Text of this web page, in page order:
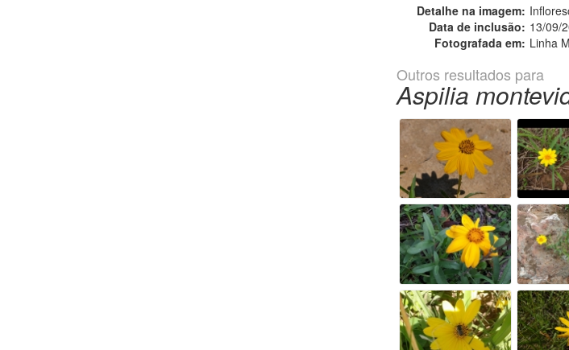
Detalhe na imagem:
Data de inclusão: 13/09/
Fotografada em: Linha
Outros resultados para
Aspilia